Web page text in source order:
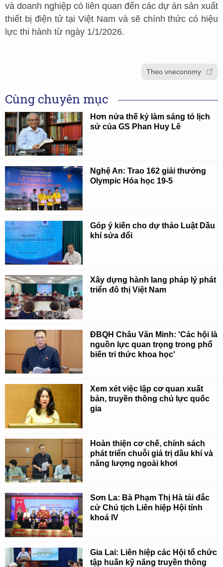
và doanh nghiệp có liên quan đến các dự án sản xuất
thiết bị điện tử tại Việt Nam và sẽ chính thức có hiệu
lực thi hành từ ngày 1/1/2026.
Theo vneconomy
Cùng chuyên mục
Hơn nửa thế kỷ làm sáng tỏ lịch
sử của GS Phan Huy Lê
Nghệ An: Trao 162 giải thưởng
Olympic Hóa học 19-5
Góp ý kiến cho dự thảo Luật Dầu
khí sửa đổi
Xây dựng hành lang pháp lý phát
triển đô thị Việt Nam
ĐBQH Châu Văn Minh: 'Các hội là
nguồn lực quan trọng trong phổ
biến tri thức khoa học'
Xem xét việc lập cơ quan xuất
bản, truyền thông chủ lực quốc
gia
Hoàn thiện cơ chế, chính sách
phát triển chuỗi giá trị dầu khí và
năng lượng ngoài khơi
Sơn La: Bà Phạm Thị Hà tái đắc
cử Chủ tịch Liên hiệp Hội tỉnh
khoá IV
Gia Lai: Liên hiệp các Hội tổ chức
tập huấn kỹ năng truyền thông